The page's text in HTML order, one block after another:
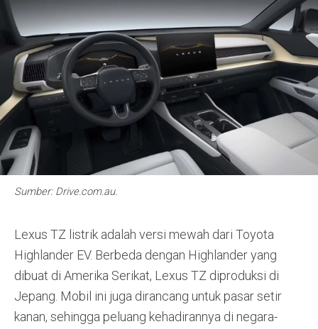
Sumber: Drive.com.au.
Lexus TZ listrik adalah versi mewah dari Toyota
Highlander EV. Berbeda dengan Highlander yang
dibuat di Amerika Serikat, Lexus TZ diproduksi di
Jepang. Mobil ini juga dirancang untuk pasar setir
kanan, sehingga peluang kehadirannya di negara-